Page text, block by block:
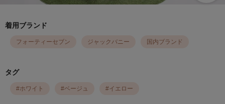
着用ブランド
フォーティーセブン ジャックバニー 国内ブランド
タグ
#ホワイト #ベージュ #イエロー